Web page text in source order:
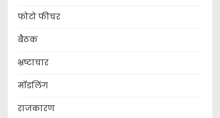
फोटो फीचर
बैठक
भ्रष्टाचार
मॉडलिंग
राजकारण